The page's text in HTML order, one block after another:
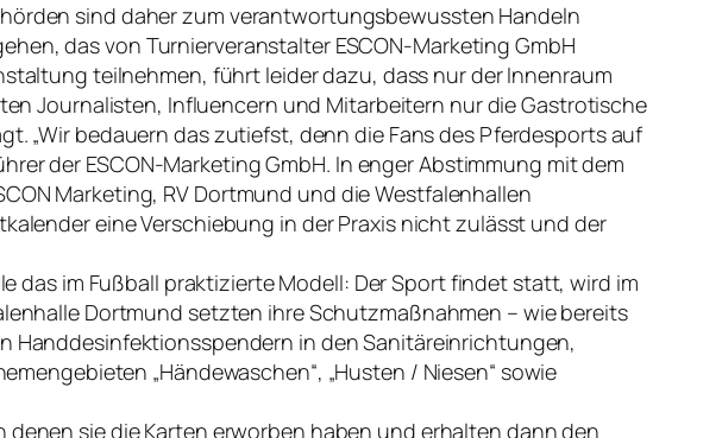
sind daher zum verantwortungsbewussten Handeln
das von Turnierveranstalter ESCON-Marketing GmbH
teilnehmen, führt leider dazu, dass nur der Innenraum
Journalisten, Influencern und Mitarbeitern nur die Gastrotische
„Wir bedauern das zutiefst, denn die Fans des Pferdesports auf
der ESCON-Marketing GmbH. In enger Abstimmung mit dem
Marketing, RV Dortmund und die Westfalenhallen
eine Verschiebung in der Praxis nicht zulässt und der
das im Fußball praktizierte Modell: Der Sport findet statt, wird im
Dortmund setzten ihre Schutzmaßnahmen – wie bereits
Handdesinfektionsspendern in den Sanitäreinrichtungen,
„Händewaschen“, „Husten / Niesen“ sowie
sie die Karten erworben haben und erhalten dann den